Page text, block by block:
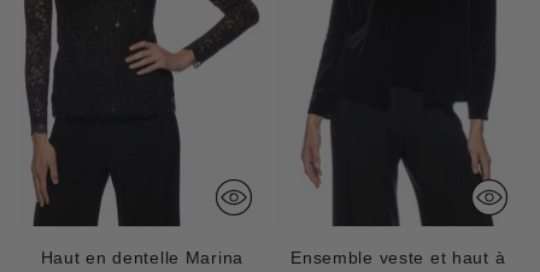
Haut en dentelle Marina
Ensemble veste et haut à